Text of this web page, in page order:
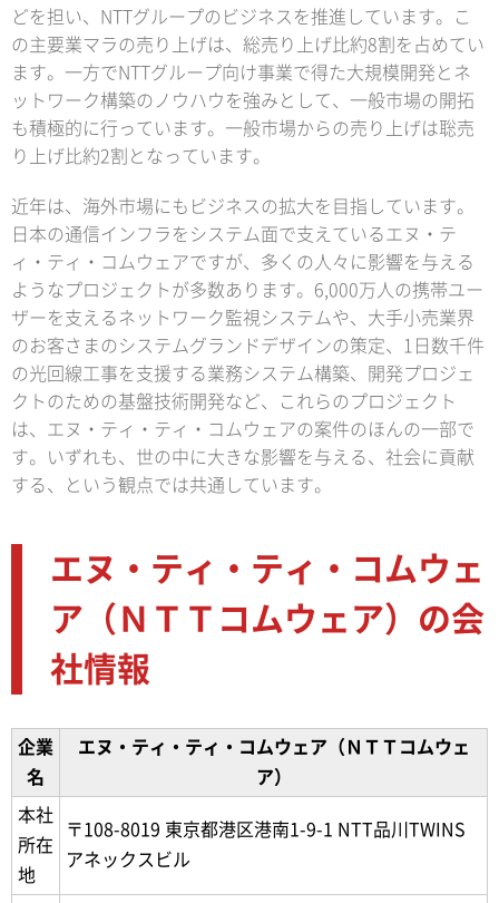
どを担い、NTTグループのビジネスを推進しています。こ
の主要業マラの売り上げは、総売り上げ比約8割を占めてい
ます。一方でNTTグループ向け事業で得た大規模開発とネ
ットワーク構築のノウハウを強みとして、一般市場の開拓
も積極的に行っています。一般市場からの売り上げは聡売
り上げ比約2割となっています。
近年は、海外市場にもビジネスの拡大を目指しています。
日本の通信インフラをシステム面で支えているエヌ・テ
ィ・ティ・コムウェアですが、多くの人々に影響を与える
ようなプロジェクトが多数あります。6,000万人の携帯ユー
ザーを支えるネットワーク監視システムや、大手小売業界
のお客さまのシステムグランドデザインの策定、1日数千件
の光回線工事を支援する業務システム構築、開発プロジェ
クトのための基盤技術開発など、これらのプロジェクト
は、エヌ・ティ・ティ・コムウェアの案件のほんの一部で
す。いずれも、世の中に大きな影響を与える、社会に貢献
する、という観点では共通しています。
エヌ・ティ・ティ・コムウェ
ア（ＮＴＴコムウェア）の会
社情報
企業
名
エヌ・ティ・ティ・コムウェア（ＮＴＴコムウェ
ア）
本社
所在
地
〒108-8019 東京都港区港南1-9-1 NTT品川TWINS
アネックスビル